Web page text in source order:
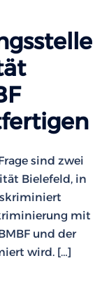
sind zwei
Bielefeld, in
mit
und der
wird. […]